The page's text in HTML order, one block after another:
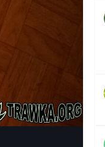
Image Tools